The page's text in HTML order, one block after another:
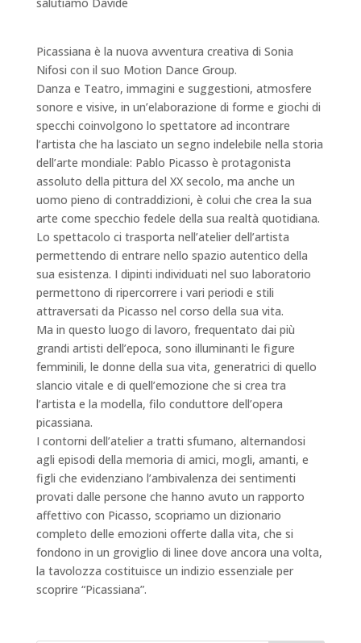
Picassiana è la nuova avventura creativa di Sonia
Nifosi con il suo Motion Dance Group.
Danza e Teatro, immagini e suggestioni, atmosfere
sonore e visive, in un’elaborazione di forme e giochi di
specchi coinvolgono lo spettatore ad incontrare
l’artista che ha lasciato un segno indelebile nella storia
dell’arte mondiale: Pablo Picasso è protagonista
assoluto della pittura del XX secolo, ma anche un
uomo pieno di contraddizioni, è colui che crea la sua
arte come specchio fedele della sua realtà quotidiana.
Lo spettacolo ci trasporta nell’atelier dell’artista
permettendo di entrare nello spazio autentico della
sua esistenza. I dipinti individuati nel suo laboratorio
permettono di ripercorrere i vari periodi e stili
attraversati da Picasso nel corso della sua vita.
Ma in questo luogo di lavoro, frequentato dai più
grandi artisti dell’epoca, sono illuminanti le figure
femminili, le donne della sua vita, generatrici di quello
slancio vitale e di quell’emozione che si crea tra
l’artista e la modella, filo conduttore dell’opera
picassiana.
I contorni dell’atelier a tratti sfumano, alternandosi
agli episodi della memoria di amici, mogli, amanti, e
figli che evidenziano l’ambivalenza dei sentimenti
provati dalle persone che hanno avuto un rapporto
affettivo con Picasso, scopriamo un dizionario
completo delle emozioni offerte dalla vita, che si
fondono in un groviglio di linee dove ancora una volta,
la tavolozza costituisce un indizio essenziale per
scoprire “Picassiana”.